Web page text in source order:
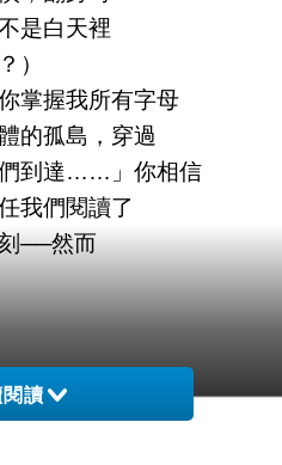
是白天裡
）
掌握我所有字母
的孤島，穿過
們到達……」你相信
我們閱讀了
──然而
讀